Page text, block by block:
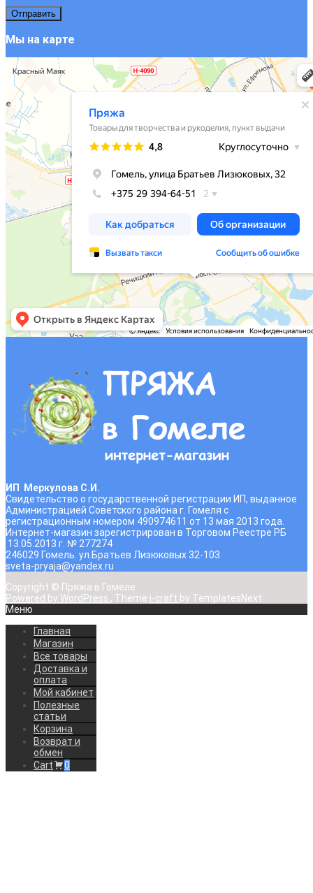
Мы на карте
ИП Меркулова С.И.
Свидетельство о государственной регистрации ИП, выданное
Администрацией Советского района г. Гомеля с
регистрационным номером 490974611 от 13 мая 2013 года.
Интернет-магазин зарегистрирован в Торговом Реестре РБ
13.05.2013 г. № 277274
246029 Гомель. ул.Братьев Лизюковых 32-103
sveta-pryaja@yandex.ru
Copyright © Пряжа в Гомеле
Powered by WordPress , Theme i-craft by TemplatesNext.
Меню
Главная
Магазин
Все товары
Доставка и
оплата
Мой кабинет
Полезные
статьи
Корзина
Возврат и
обмен
Cart
0